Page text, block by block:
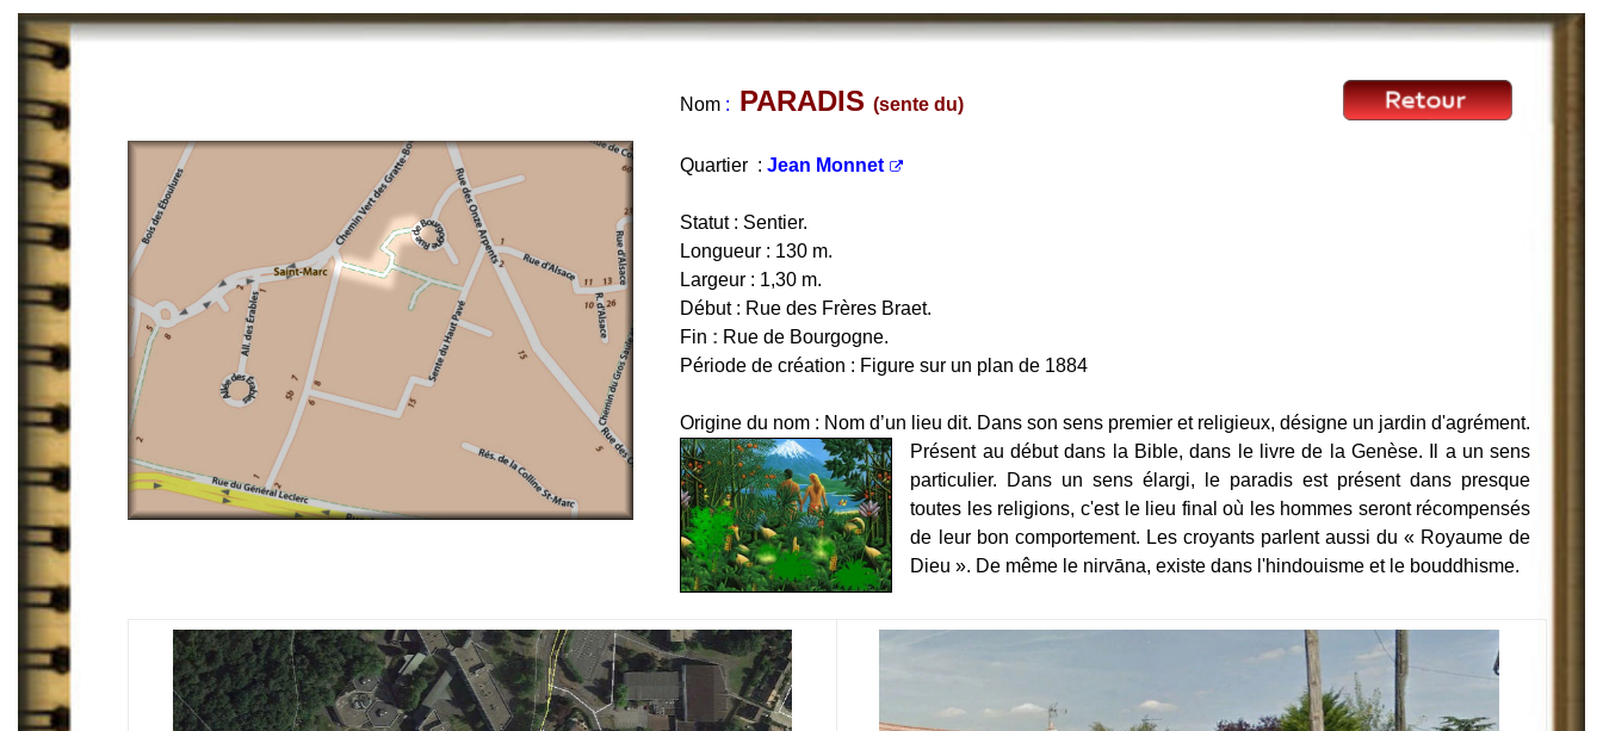
Nom : PARADIS(sente du)
Quartier :Jean Monnet
Statut : Sentier.
Longueur : 130 m.
Largeur : 1,30 m.
Début : Rue des Frères Braet.
Fin : Rue de Bourgogne.
Période de création : Figure sur un plan de 1884
Origine du nom : Nom d’un lieu dit. Dans son sens premier et religieux, désigne un jardin d'agrément.
Présent au début dans la Bible, dans le livre de la Genèse. Il a un sens
particulier. Dans un sens élargi, le paradis est présent dans presque
toutes les religions, c'est le lieu final où les hommes seront récompensés
de leur bon comportement. Les croyants parlent aussi du « Royaume de
Dieu ». De même le nirvāna, existe dans l'hindouisme et le bouddhisme.